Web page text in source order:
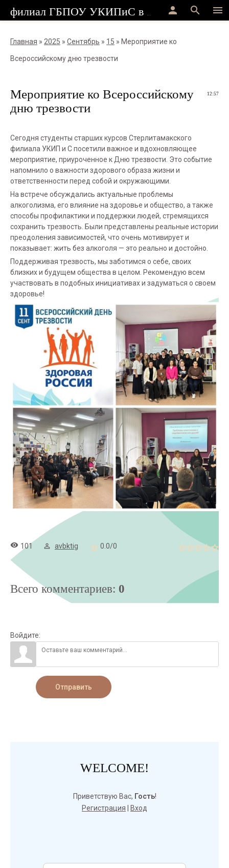
menu
search
person
Главная » 2025 » Сентябрь » 15 » Мероприятие ко
Всероссийскому дню трезвости
12:57
Мероприятие ко Всероссийскому
дню трезвости
Сегодня студенты старших курсов Стерлитамакского
филиала УКИП и С посетили важное и вдохновляющее
мероприятие, приуроченное к Дню трезвости. Это событие
напомнило о важности здорового образа жизни и
ответственности перед собой и окружающими.
На встрече обсуждались актуальные проблемы
алкоголизма, его влияние на здоровье и общество, а также
способы профилактики и поддержки людей, стремящихся
сохранить трезвость. Были представлены реальные истории
преодоления зависимостей, что очень мотивирует и
показывает: жить без алкоголя — это реально и достойно.
Поддерживая трезвость, мы заботимся о себе, своих
близких и будущем общества в целом. Рекомендую всем
участвовать в подобных инициативах и задуматься о своем
здоровье!
101 avbktig 0.0/0
Всего комментариев: 0
Войдите:
Отправить
WELCOME!
Приветствую Вас, Гость!
Регистрация
Вход